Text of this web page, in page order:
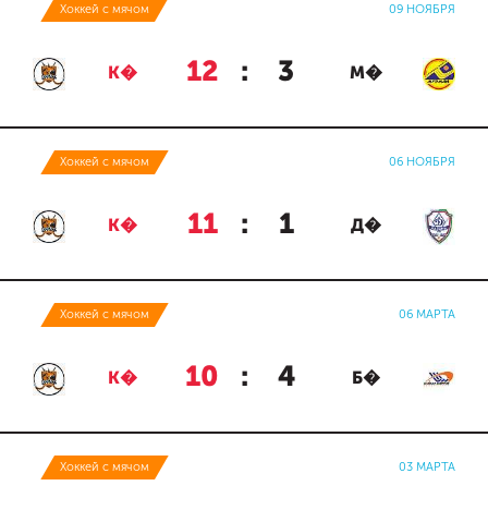
Хоккей с мячом 09 НОЯБРЯ
К� 12 : 3 М�
Хоккей с мячом 06 НОЯБРЯ
К� 11 : 1 Д�
Хоккей с мячом 06 МАРТА
К� 10 : 4 Б�
Хоккей с мячом 03 МАРТА